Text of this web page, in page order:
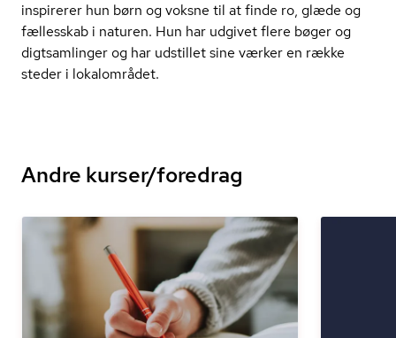
inspirerer hun børn og voksne til at finde ro, glæde og
fællesskab i naturen. Hun har udgivet flere bøger og
digtsamlinger og har udstillet sine værker en række
steder i lokalområdet.
Andre kurser/foredrag